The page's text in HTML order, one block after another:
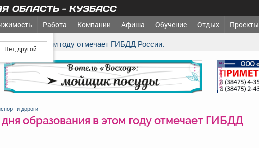
ОБЛАСТЬ - КУЗБАСС
Работа Компании Афиша Обучение Отдых Проекты
в этом году отмечает ГИБДД России.
реклама реклама
и дороги
образования в этом году отмечает ГИБДД